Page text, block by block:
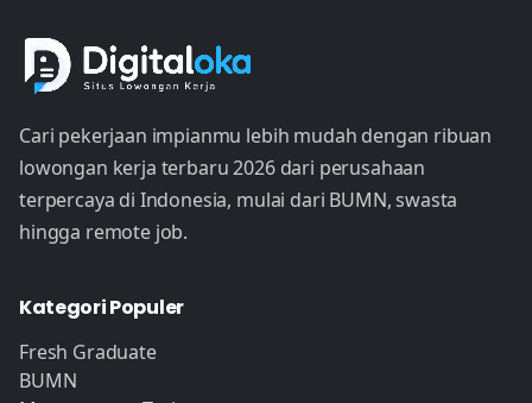
Cari pekerjaan impianmu lebih mudah dengan ribuan
lowongan kerja terbaru 2026 dari perusahaan
terpercaya di Indonesia, mulai dari BUMN, swasta
hingga remote job.
Kategori Populer
Fresh Graduate
BUMN